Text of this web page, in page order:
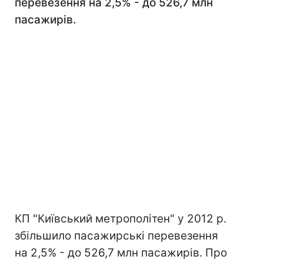
пасажирів.
КП "Київський метрополітен" у 2012 р.
збільшило пасажирські перевезення
на 2,5% - до 526,7 млн пасажирів. Про